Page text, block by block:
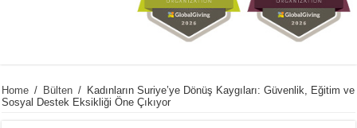
Home / Bülten / Kadınların Suriye’ye Dönüş Kaygıları: Güvenlik, Eğitim ve
Sosyal Destek Eksikliği Öne Çıkıyor